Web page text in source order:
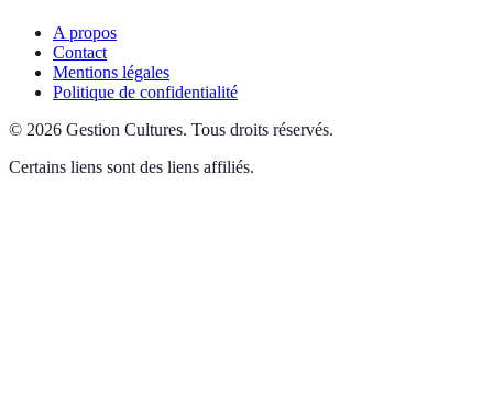
A propos
Contact
Mentions légales
Politique de confidentialité
© 2026 Gestion Cultures. Tous droits réservés.
Certains liens sont des liens affiliés.